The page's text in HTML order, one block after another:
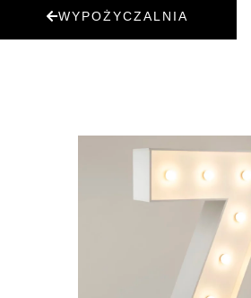
WYPOŻYCZALNIA